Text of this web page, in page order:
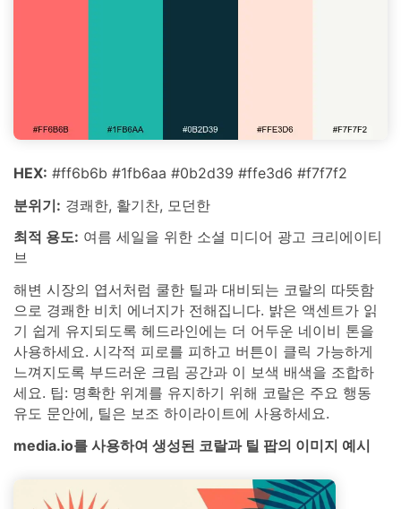
HEX: #ff6b6b #1fb6aa #0b2d39 #ffe3d6 #f7f7f2
분위기: 경쾌한, 활기찬, 모던한
최적 용도: 여름 세일을 위한 소셜 미디어 광고 크리에이티
브
해변 시장의 엽서처럼 쿨한 틸과 대비되는 코랄의 따뜻함
으로 경쾌한 비치 에너지가 전해집니다. 밝은 액센트가 읽
기 쉽게 유지되도록 헤드라인에는 더 어두운 네이비 톤을
사용하세요. 시각적 피로를 피하고 버튼이 클릭 가능하게
느껴지도록 부드러운 크림 공간과 이 보색 배색을 조합하
세요. 팁: 명확한 위계를 유지하기 위해 코랄은 주요 행동
유도 문안에, 틸은 보조 하이라이트에 사용하세요.
media.io를 사용하여 생성된 코랄과 틸 팝의 이미지 예시